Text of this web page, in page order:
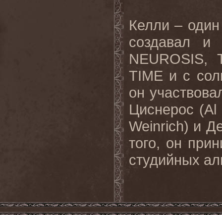
Келли –
создавал
NEUROSIS,
TIME и с
он
Циснерос
Weinrich) и
того, он
студийных